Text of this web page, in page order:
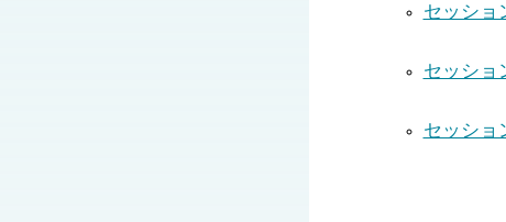
セッショ
セッショ
セッショ